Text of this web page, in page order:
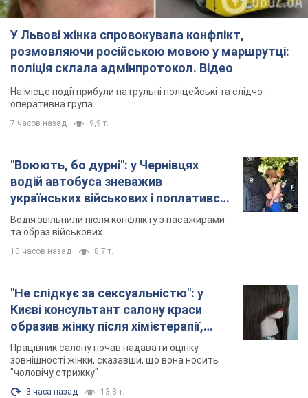
У Львові жінка спровокувала конфлікт,
розмовляючи російською мовою у маршрутці:
поліція склала адмінпротокол. Відео
На місце події прибули патрульні поліцейські та слідчо-
оперативна група
7 часов назад 9,9 т.
"Воюють, бо дурні": у Чернівцях
водій автобуса зневажив
українських військових і поплатився.
Відео
Водія звільнили після конфлікту з пасажирами
та образ військових
10 часов назад 8,7 т.
"Не слідкує за сексуальністю": у
Києві консультант салону краси
образив жінку після хімієтерапії,
розгорівся скандал. Фото
Працівник салону почав надавати оцінку
зовнішності жінки, сказавши, що вона носить
"чоловічу стрижку"
3 часа назад 13,8 т.